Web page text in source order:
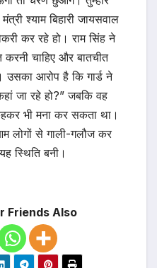
श्याम बिहारी जायसवाल
कर रहे हो। राम सिंह ने
चाहिए और बातचीत
उसका आरोप है कि गार्ड ने
जा रहे हो?” जबकि वह
भी मना कर सकता था।
लोगों से गाली-गलौज कर
स्थिति बनी।
Friends Also